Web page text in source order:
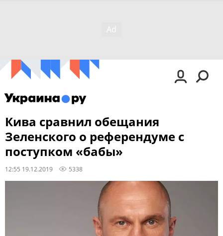
Кива сравнил обещания
Зеленского о референдуме с
поступком «бабы»
12:55 19.12.2019 5338